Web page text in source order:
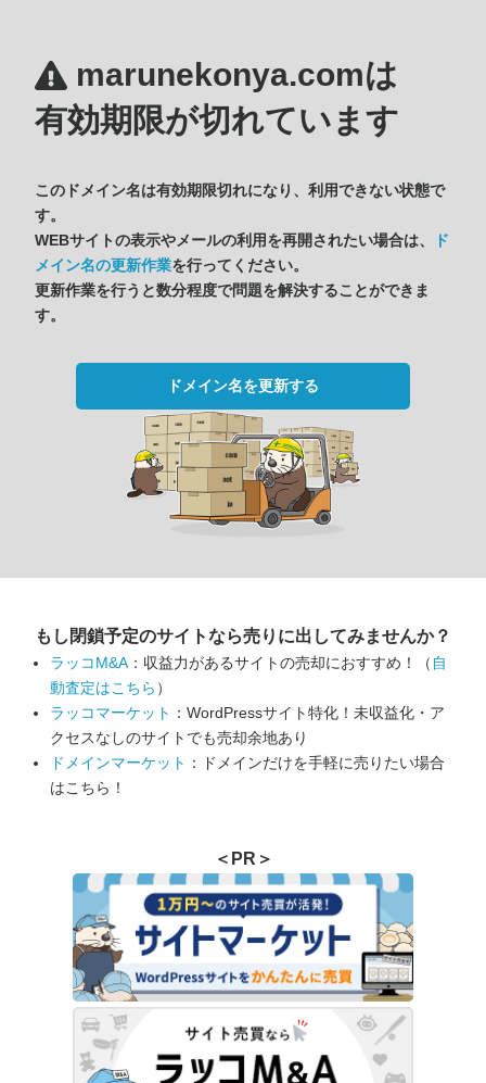
marunekonya.comは
有効期限が切れています
このドメイン名は有効期限切れになり、利用できない状態で
す。
WEBサイトの表示やメールの利用を再開されたい場合は、
ド
メイン名の更新作業を行ってください。
更新作業を行うと数分程度で問題を解決することができま
す。
ドメイン名を更新する
もし閉鎖予定のサイトなら売りに出してみませんか？
ラッコM&A ：収益力があるサイトの売却におすすめ！（ 自
動査定はこちら ）
ラッコマーケット ：WordPressサイト特化！未収益化・ア
クセスなしのサイトでも売却余地あり
ドメインマーケット ：ドメインだけを手軽に売りたい場合
はこちら！
＜PR＞